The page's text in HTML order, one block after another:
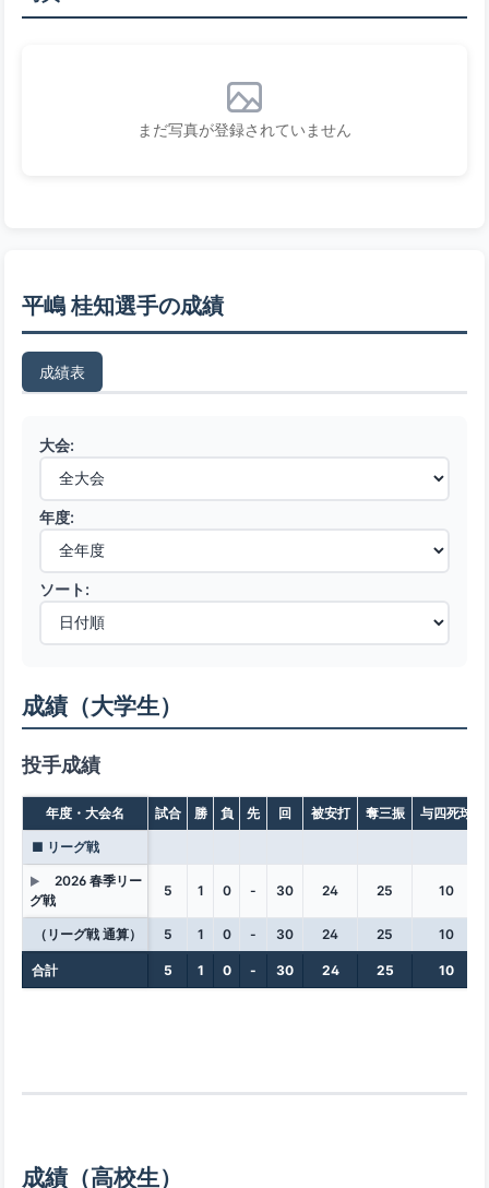
まだ写真が登録されていません
平嶋 桂知選手の成績
成績表
大会:
年度:
ソート:
成績（大学生）
投手成績
年度・大会名 試合 勝 負 先 回 被安打 奪三振 与四死球
■ リーグ戦
▶
2026 春季リー
グ戦
5 1 0 - 30 24 25 10
（リーグ戦 通算） 5 1 0 - 30 24 25 10
合計 5 1 0 - 30 24 25 10
成績（高校生）